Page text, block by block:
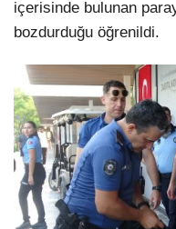
içerisinde bulunan
bozdurduğu öğrenildi.